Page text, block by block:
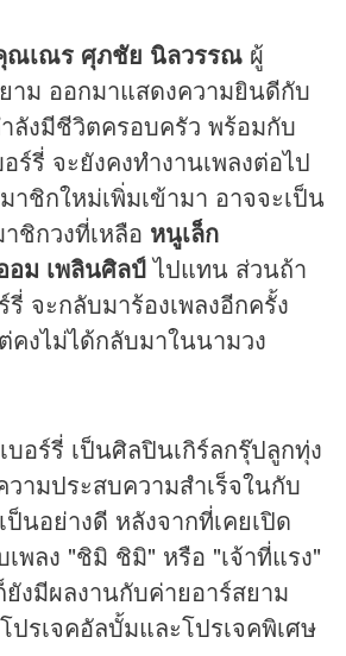
ณเณร ศุภชัย นิลวรรณ ผู้
าม ออกมาแสดงความยินดีกับ
ลังมีชีวิตครอบครัว พร้อมกับ
ร์รี่ จะยังคงทำงานเพลงต่อไป
าชิกใหม่เพิ่มเข้ามา อาจจะเป็น
ชิกวงที่เหลือ หนูเล็ก
อม เพลินศิลป์ไปแทน ส่วนถ้า
จะกลับมาร้องเพลงอีกครั้ง
งไม่ได้กลับมาในนามวง
บอร์รี่ เป็นศิลปินเกิร์ลกรุ๊ปลูกทุ่ง
ามประสบความสำเร็จในกับ
นอย่างดี หลังจากที่เคยเปิด
เพลง "ชิมิ ชิมิ" หรือ "เจ้าที่แรง"
ยังมีผลงานกับค่ายอาร์สยาม
ปรเจคอัลบั้มและโปรเจคพิเศษ